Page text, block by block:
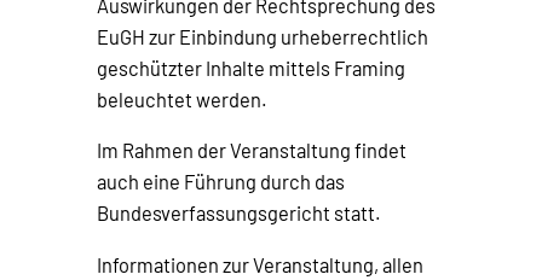
Auswirkungen der Rechtsprechung des
EuGH zur Einbindung urheberrechtlich
geschützter Inhalte mittels Framing
beleuchtet werden.
Im Rahmen der Veranstaltung findet
auch eine Führung durch das
Bundesverfassungsgericht statt.
Informationen zur Veranstaltung, allen